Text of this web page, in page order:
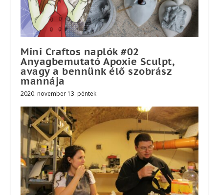
Mini Craftos naplók #02
Anyagbemutató Apoxie Sculpt,
avagy a bennünk élő szobrász
mannája
2020. november 13. péntek